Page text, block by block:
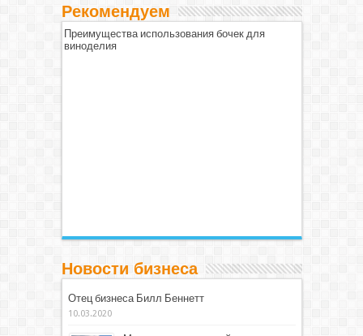
Рекомендуем
Преимущества использования бочек для
виноделия
Новости бизнеса
Отец бизнеса Билл Беннетт
10.03.2020